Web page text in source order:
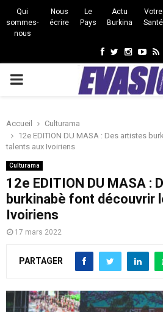
Qui
sommes-
nous
Nous
écrire
Le
Pays
Actu
Burkina
Votre
Santé
Facebook
Twitter
PRIMARY
Accueil
Culturama
12e EDITION DU MASA : Des artistes
talents aux Ivoiriens
Culturama
12e EDITION DU MASA :
burkinabè font découvrir
Ivoiriens
17 mars 2022
PARTAGER